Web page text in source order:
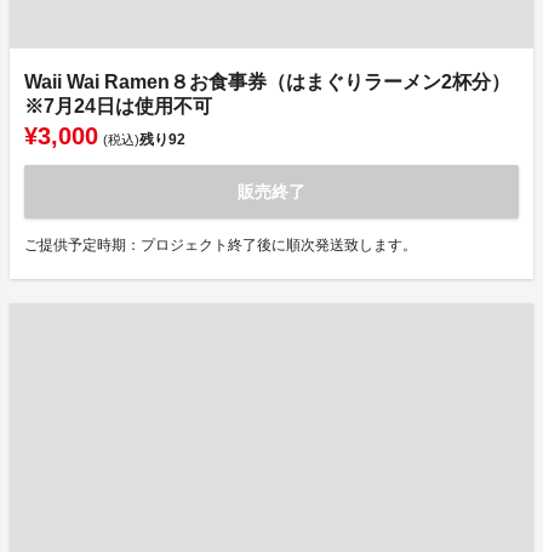
Waii Wai Ramen８お食事券（はまぐりラーメン2杯分）
※7月24日は使用不可
¥3,000 (税込)残り92
販売終了
ご提供予定時期：プロジェクト終了後に順次発送致します。